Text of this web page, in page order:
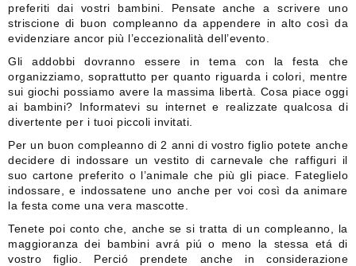
preferiti dai vostri bambini. Pensate anche a scrivere uno
striscione di buon compleanno da appendere in alto così da
evidenziare ancor più l’eccezionalità dell’evento.
Gli addobbi dovranno essere in tema con la festa che
organizziamo, soprattutto per quanto riguarda i colori, mentre
sui giochi possiamo avere la massima libertà. Cosa piace oggi
ai bambini? Informatevi su internet e realizzate qualcosa di
divertente per i tuoi piccoli invitati.
Per un buon compleanno di 2 anni di vostro figlio potete anche
decidere di indossare un vestito di carnevale che raffiguri il
suo cartone preferito o l’animale che più gli piace. Fateglielo
indossare, e indossatene uno anche per voi così da animare
la festa come una vera mascotte.
Tenete poi conto che, anche se si tratta di un compleanno, la
maggioranza dei bambini avrá piú o meno la stessa etá di
vostro figlio. Perció prendete anche in considerazione